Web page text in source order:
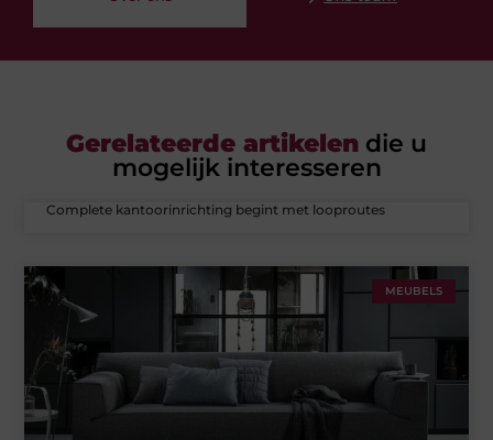
Gerelateerde artikelen die u
mogelijk interesseren
Complete kantoorinrichting begint met looproutes
MEUBELS